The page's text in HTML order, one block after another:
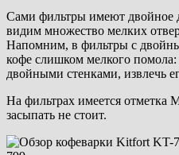
Сами фильтры имеют двойное
видим множество мелких
Напомним, в фильтры с
кофе слишком мелкого
двойными стенками, извлечь
На фильтрах имеется отметка
засыпать не стоит.